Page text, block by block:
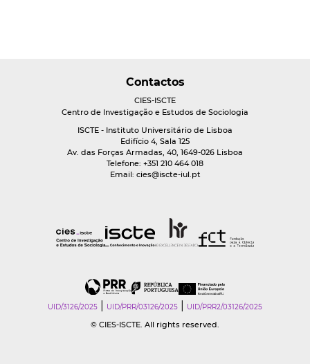
Contactos
CIES-ISCTE
Centro de Investigação e Estudos de Sociologia
ISCTE - Instituto Universitário de Lisboa
Edifício 4, Sala 125
Av. das Forças Armadas, 40, 1649-026 Lisboa
Telefone: +351 210 464 018
Email: cies@iscte-iul.pt
UID/3126/2025 UID/PRR/03126/2025 UID/PRR2/03126/2025
© CIES-ISCTE. All rights reserved.